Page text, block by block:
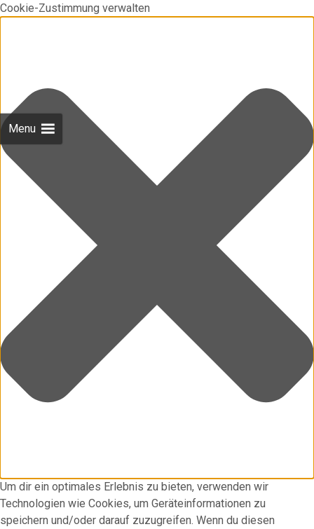
Cookie-Zustimmung verwalten
Um dir ein optimales Erlebnis zu bieten, verwenden wir
Technologien wie Cookies, um Geräteinformationen zu
speichern und/oder darauf zuzugreifen. Wenn du diesen
Menu